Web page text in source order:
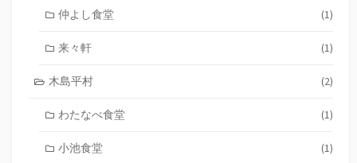
仲よし食堂 (1)
来々軒 (1)
木島平村 (2)
わたなべ食堂 (1)
小池食堂 (1)